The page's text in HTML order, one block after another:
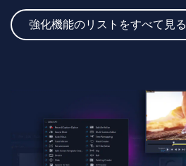
強化機能のリストをすべて見る